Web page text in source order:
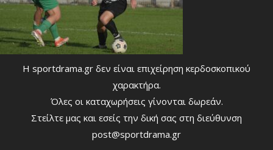
Η sportdrama.gr δεν είναι επιχείρηση κερδοσκοπικού
χαρακτήρα.
Όλες οι καταχωρήσεις γίνονται δωρεάν.
Στείλτε μας και εσείς την δική σας στη διεύθυνση
post@sportdrama.gr